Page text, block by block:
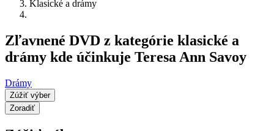
Klasické a drámy
Zľavnené DVD z kategórie klasické a
drámy kde účinkuje Teresa Ann Savoy
Drámy
Zúžiť výber
Zoradiť